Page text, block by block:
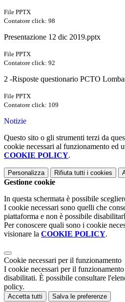
File PPTX
Contatore click: 98
Presentazione 12 dic 2019.pptx
File PPTX
Contatore click: 92
2 -Risposte questionario PCTO
File PPTX
Contatore click: 109
Notizie
Questo sito o gli strumenti terzi da
cookie necessari al funzionamento ed
COOKIE POLICY.
Personalizza Rifiuta tutti i cookies
Gestione cookie
In questa schermata è possibile
I cookie necessari sono quelli che
piattaforma e non è possibile
Per conoscere quali sono i cookie
visionare la COOKIE POLICY.
Cookie necessari per il funzionamento
I cookie necessari per il funzionamento
disabilitati. È possibile consultare
policy.
Accetta tutti Salva le preferenze